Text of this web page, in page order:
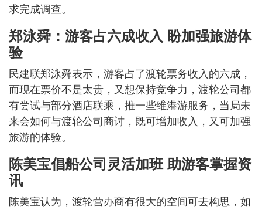
求完成调查。
郑泳舜：游客占六成收入 盼加强旅游体
验
民建联郑泳舜表示，游客占了渡轮票务收入的六成，
而现在票价不是太贵，又想保持竞争力，渡轮公司都
有尝试与部分酒店联乘，推一些维港游服务，当局未
来会如何与渡轮公司商讨，既可增加收入，又可加强
旅游的体验。
陈美宝倡船公司灵活加班 助游客掌握资
讯
陈美宝认为，渡轮营办商有很大的空间可去构思，如